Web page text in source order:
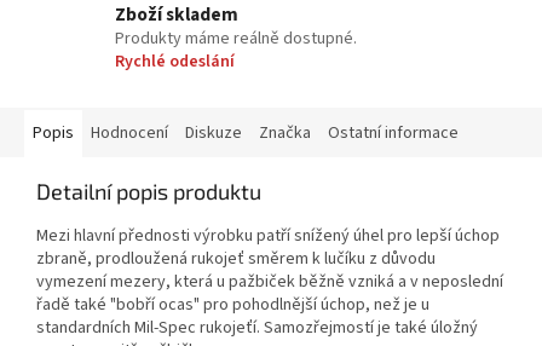
Zboží skladem
Produkty máme reálně dostupné.
Rychlé odeslání
Popis Hodnocení Diskuze Značka Ostatní informace
Detailní popis produktu
Mezi hlavní přednosti výrobku patří snížený úhel pro lepší úchop
zbraně, prodloužená rukojeť směrem k lučíku z důvodu
vymezení mezery, která u pažbiček běžně vzniká a v neposlední
řadě také "bobří ocas" pro pohodlnější úchop, než je u
standardních Mil-Spec rukojeťí. Samozřejmostí je také úložný